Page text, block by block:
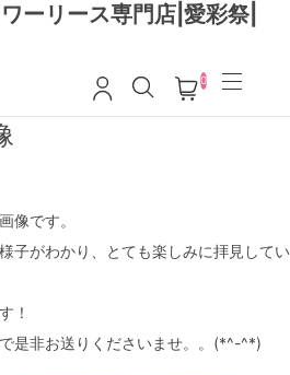
ーリース専門店|愛彩祭|
0
像です。
子がわかり、とても楽しみに拝見してい
！
是非お送りくださいませ。。(*^-^*)